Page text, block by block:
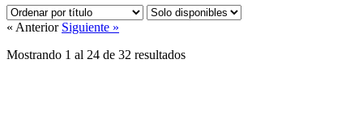
« Anterior Siguiente »
Mostrando 1 al 24 de 32 resultados